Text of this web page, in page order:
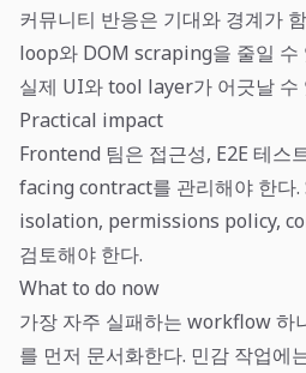
커뮤니티 반응은 기대와 경계가
loop와 DOM scraping을 줄일 수
실제 UI와 tool layer가 어긋날 수
Practical impact
Frontend 팀은 접근성, E2E 테
facing contract를 관리해야 한다
isolation, permissions policy,
검토해야 한다.
What to do now
가장 자주 실패하는 workflow 하
를 먼저 문서화한다. 민감 작업에